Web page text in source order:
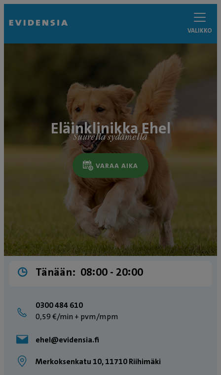
VALIKKO
Eläinklinikka Ehel
Suurella sydämellä
VARAA AIKA
Tänään: 08:00 ­- 20:00
0300 484 610
0,59 €/min + pvm/mpm
ehel@evidensia.fi
Merkoksenkatu 10, 11710 Riihimäki